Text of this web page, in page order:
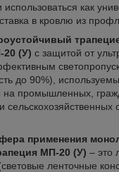
как
в кровлю из
20 (У) с защитой от
до 90%),
на промышленных,
сельскохозяйственных
применения
МП-20 (У) – это
ленточные